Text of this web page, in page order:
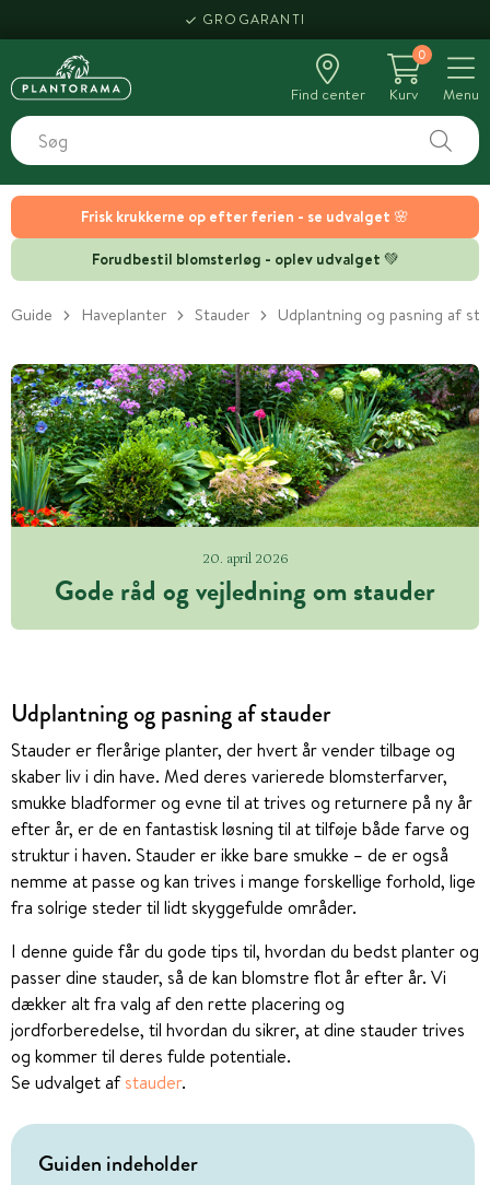
Frisk krukkerne op efter ferien - se udvalget 🌸
Forudbestil blomsterløg - oplev udvalget 💚
HENT SAMME DAG
Find center
0
Kurv
Menu
Guide Haveplanter Stauder Udplantning og pasning af
20. april 2026
Gode råd og vejledning om stauder
Udplantning og pasning af stauder
Stauder er flerårige planter, der hvert år vender tilbage og
skaber liv i din have. Med deres varierede blomsterfarver,
smukke bladformer og evne til at trives og returnere på ny år
efter år, er de en fantastisk løsning til at tilføje både farve og
struktur i haven. Stauder er ikke bare smukke – de er også
nemme at passe og kan trives i mange forskellige forhold, lige
fra solrige steder til lidt skyggefulde områder.
I denne guide får du gode tips til, hvordan du bedst planter og
passer dine stauder, så de kan blomstre flot år efter år. Vi
dækker alt fra valg af den rette placering og
jordforberedelse, til hvordan du sikrer, at dine stauder trives
og kommer til deres fulde potentiale.
Se udvalget afstauder.
Guiden indeholder